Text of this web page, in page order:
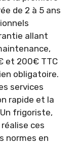
de 2 à 5 ans
allant
et 200€ TTC
obligatoire.
services
rapide et la
frigoriste,
ces
normes en